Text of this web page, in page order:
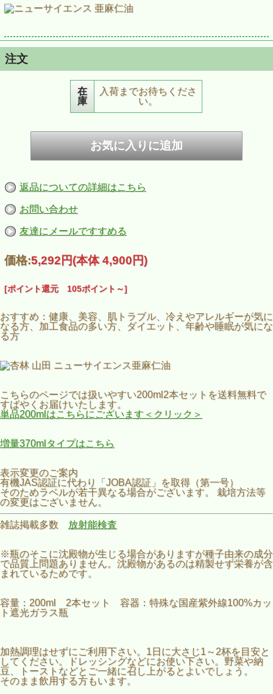
注文
在
庫
入荷までお待ちくださ
い。
返品についての詳細はこちら
お問い合わせ
友達にメールですすめる
価格:5,292円(本体 4,900円)
[ポイント還元 105ポイント～]
おすすめ：健康、美容、肌トラブル、冷えやアレルギーが気に
なる方、加工食品の多い方、ダイエット、年齢や睡眠が気にな
る方
こちらのページでは扱いやすい200ml2本セットを送料無料で
すばやくお届けいたします。
単品200mlはこちらにございます＜クリック＞
増量370mlタイプはこちら
表示変更のご案内
有機JAS認証に代わり「JOBA認証」を取得（第一号）
そのためラベルが若干異なる場合がございます。 栽培方法等
の変更はございません。
雑誌掲載多数 放射能検査
※瓶のそこに沈殿物が生じる場合がありますが種子由来の成分
で品質上問題ありません。沈殿物があるのは精製せず栄養が含
まれているためです。
容量：200ml 2本セット 容器：特殊な国産紫外線100%カッ
ト遮光ガラス瓶
加熱調理はせずにご利用下さい。1日に大さじ1～2杯を目安と
してください。ドレッシングなどにお使い下さい。野菜や納
豆、トーストなどとご一緒に召し上がるとよいでしょう。
そのまま飲用する方もいます。